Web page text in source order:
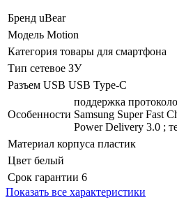
Бренд uBear
Модель Motion
Категория товары для смартфона
Тип сетевое ЗУ
Разъем USB USB Type-C
Особенности
поддержка
Samsung Super Fast
Power Delivery 3.0 ;
Материал корпуса пластик
Цвет белый
Срок гарантии 6
Показать все характеристики